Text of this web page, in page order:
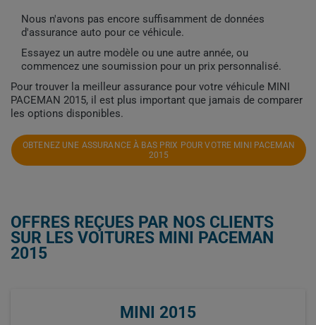
Nous n'avons pas encore suffisamment de données
d'assurance auto pour ce véhicule.
Essayez un autre modèle ou une autre année, ou
commencez une soumission pour un prix personnalisé.
Pour trouver la meilleur assurance pour votre véhicule MINI
PACEMAN 2015, il est plus important que jamais de comparer
les options disponibles.
OBTENEZ UNE ASSURANCE À BAS PRIX POUR VOTRE MINI PACEMAN
2015
OFFRES REÇUES PAR NOS CLIENTS
SUR LES VOITURES MINI PACEMAN
2015
MINI 2015